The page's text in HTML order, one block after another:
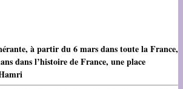
à partir du 6 mars dans toute la France,
dans l’histoire de France, une place